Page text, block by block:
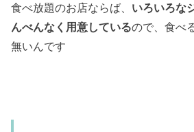
食べ放題のお店ならば、 いろいろな
んべんなく用意しているので、食べ
無いんです